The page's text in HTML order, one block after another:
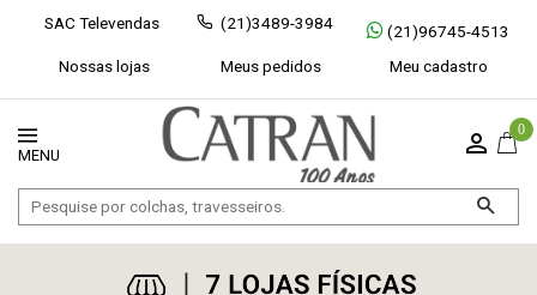
SAC Televendas (21)3489-3984
(21)96745-4513
Nossas lojas
Meus pedidos Meu cadastro
0